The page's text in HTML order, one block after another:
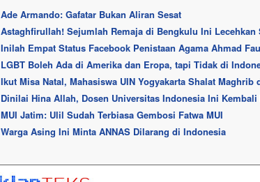
Ade Armando: Gafatar Bukan Aliran Sesat
Astaghfirullah! Sejumlah Remaja di Bengkulu Ini Lecehkan
Inilah Empat Status Facebook Penistaan Agama Ahmad
LGBT Boleh Ada di Amerika dan Eropa, tapi Tidak di
Ikut Misa Natal, Mahasiswa UIN Yogyakarta Shalat Maghrib
Dinilai Hina Allah, Dosen Universitas Indonesia Ini
MUI Jatim: Ulil Sudah Terbiasa Gembosi Fatwa MUI
Warga Asing Ini Minta ANNAS Dilarang di Indonesia